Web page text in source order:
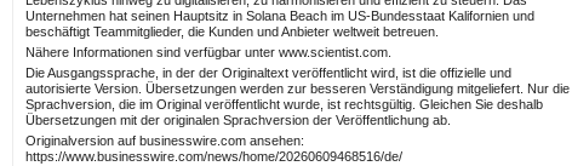
Unternehmen hat seinen Hauptsitz in Solana Beach im US-Bundesstaat Kalifornien und
beschäftigt Teammitglieder, die Kunden und Anbieter weltweit betreuen.
Nähere Informationen sind verfügbar unter www.scientist.com.
Die Ausgangssprache, in der der Originaltext veröffentlicht wird, ist die offizielle und
autorisierte Version. Übersetzungen werden zur besseren Verständigung mitgeliefert. Nur die
Sprachversion, die im Original veröffentlicht wurde, ist rechtsgültig. Gleichen Sie deshalb
Übersetzungen mit der originalen Sprachversion der Veröffentlichung ab.
Originalversion auf businesswire.com ansehen:
https://www.businesswire.com/news/home/20260609468516/de/